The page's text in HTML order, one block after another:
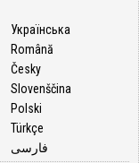
Українська
Română
Česky
Slovenščina
Polski
Türkçe
فارسی